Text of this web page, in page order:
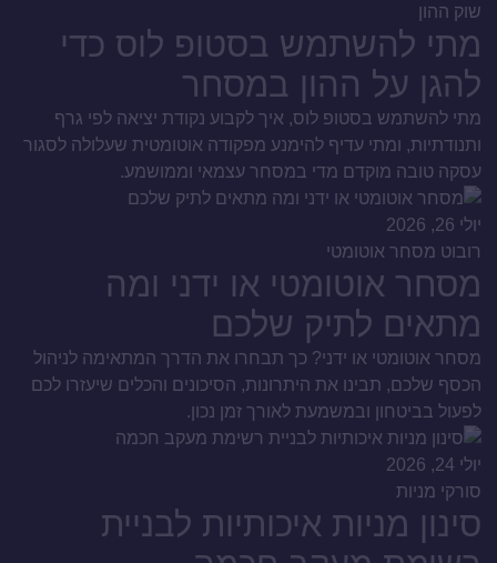
שוק ההון
מתי להשתמש בסטופ לוס כדי
להגן על ההון במסחר
מתי להשתמש בסטופ לוס, איך לקבוע נקודת יציאה לפי גרף
ותנודתיות, ומתי עדיף להימנע מפקודה אוטומטית שעלולה לסגור
עסקה טובה מוקדם מדי במסחר עצמאי וממושמע.
יולי 26, 2026
רובוט מסחר אוטומטי
מסחר אוטומטי או ידני ומה
מתאים לתיק שלכם
מסחר אוטומטי או ידני? כך תבחרו את הדרך המתאימה לניהול
הכסף שלכם, תבינו את היתרונות, הסיכונים והכלים שיעזרו לכם
לפעול בביטחון ובמשמעת לאורך זמן נכון.
יולי 24, 2026
סורקי מניות
סינון מניות איכותיות לבניית